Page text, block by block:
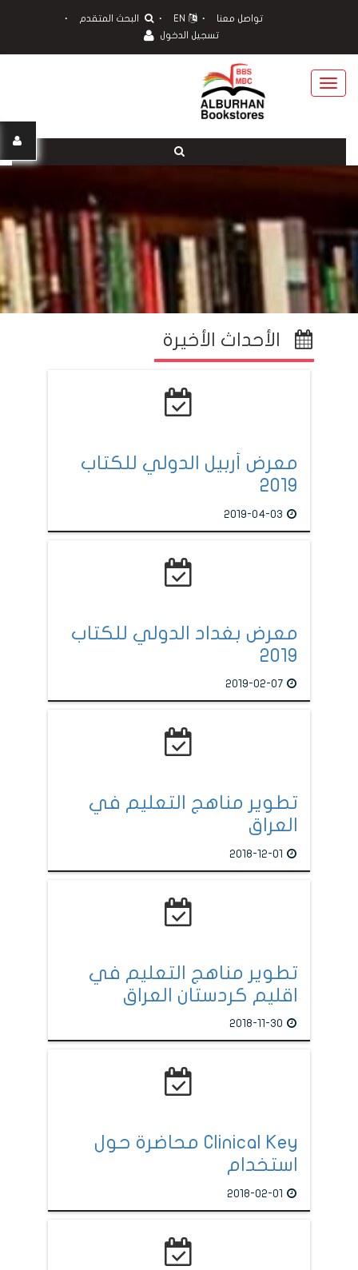
تواصل معنا EN
البحث المتقدم
تسجيل الدخول
Toggle
navigation
الأحداث الأخيرة
معرض أربيل الدولي للكتاب
2019
2019-04-03
معرض بغداد الدولي للكتاب
2019
2019-02-07
تطوير مناهج التعليم في
العراق
2018-12-01
تطوير مناهج التعليم في
اقليم كردستان العراق
2018-11-30
Clinical Key محاضرة حول
استخدام
2018-02-01